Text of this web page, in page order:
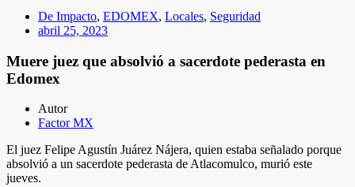
De Impacto, EDOMEX, Locales, Seguridad
abril 25, 2023
Muere juez que absolvió a sacerdote pederasta en
Edomex
Autor
Factor MX
El juez Felipe Agustín Juárez Nájera, quien estaba señalado porque
absolvió a un sacerdote pederasta de Atlacomulco, murió este
jueves.